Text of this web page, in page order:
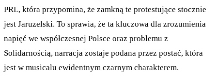
PRL, która przypomina, że zamkną te protestujące stocznie
jest Jaruzelski. To sprawia, że ta kluczowa dla zrozumienia
napięć we współczesnej Polsce oraz problemu z
Solidarnością, narracja zostaje podana przez postać, która
jest w musicalu ewidentnym czarnym charakterem.